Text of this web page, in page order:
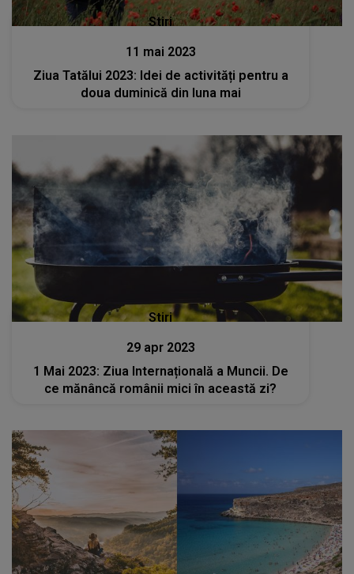
Stiri
11 mai 2023
Ziua Tatălui 2023: Idei de activități pentru a
doua duminică din luna mai
Stiri
29 apr 2023
1 Mai 2023: Ziua Internațională a Muncii. De
ce mănâncă românii mici în această zi?